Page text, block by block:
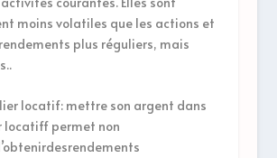
moins volatiles que les actions et
plus réguliers, mais
locatif: mettre son argent dans
locatiff permet non